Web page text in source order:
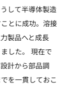
して半導体製造
とに成功。溶接
製品へと成長
した。 現在で
計から部品調
を一貫しておこ